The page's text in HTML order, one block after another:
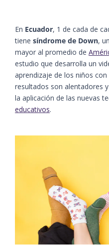
En Ecuador, 1 de cada de
tiene síndrome de Down,
mayor al promedio de
estudio que desarrolla un
aprendizaje de los niños con
resultados son alentadores
la aplicación de las nuevas
educativos.